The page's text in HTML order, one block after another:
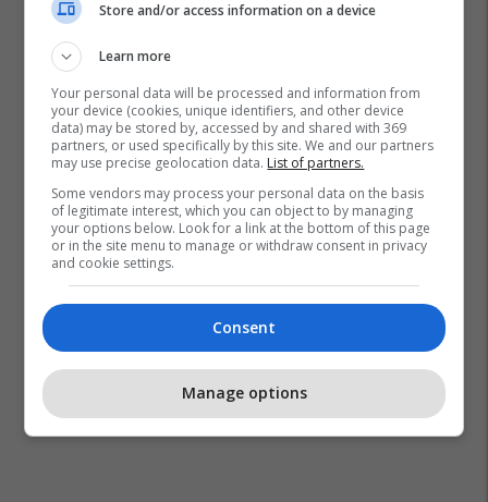
Ferizaj Lokale Policia E Kosovës Ferizaj
Shtime
Hani I Elezit
Kaçanik Shtërpca
Store and/or access information on a device
Learn more
Your personal data will be processed and information from
your device (cookies, unique identifiers, and other device
data) may be stored by, accessed by and shared with 369
partners, or used specifically by this site. We and our partners
may use precise geolocation data. List of partners.
Some vendors may process your personal data on the basis
of legitimate interest, which you can object to by managing
your options below. Look for a link at the bottom of this page
or in the site menu to manage or withdraw consent in privacy
and cookie settings.
Consent
Manage options